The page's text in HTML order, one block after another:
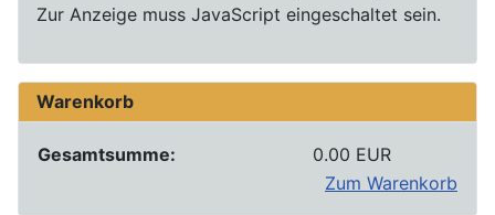
Zur Anzeige muss JavaScript eingeschaltet sein.
Warenkorb
Gesamtsumme:
0.00 EUR
Zum Warenkorb